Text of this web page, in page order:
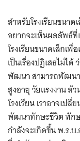
สำหรับโรงเรียนขนาด
อยากจะเห็นผลลัพธ์ที่
โรงเรียนขนาดเล็กเ
เป็นเรื่องปฏิเสธไม่ไ
พัฒนา สามารถพัฒนา
สูงอายุ วัยแรงงาน ล้
โรงเรียน เราอาจเป
พัฒนาทักษะชีวิต ทัก
กำลังจะเกิดขึ้น พ.ร.